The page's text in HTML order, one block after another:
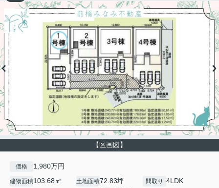
【区画図】
価格 1,980万円
建物面積103.68㎡ 土地面積72.83坪
間取り 4LDK